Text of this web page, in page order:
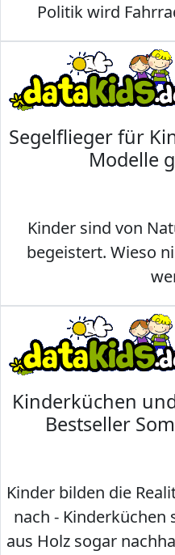
Politik wird
Segelflieger für
Modelle
Kinder sind von
begeistert. Wieso
Kinderküchen
Bestseller
Kinder bilden die
nach - Kinderküchen
aus Holz sogar